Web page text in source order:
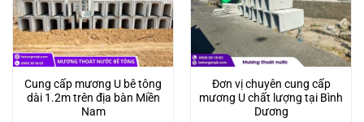
Cung cấp mương U bê tông
dài 1.2m trên địa bàn Miền
Nam
Đơn vị chuyên cung cấp
mương U chất lượng tại Bình
Dương